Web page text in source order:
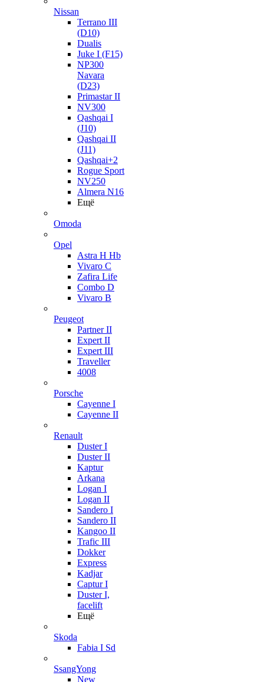
Nissan
Terrano III
(D10)
Dualis
Juke I (F15)
NP300
Navara
(D23)
Primastar II
NV300
Qashqai I
(J10)
Qashqai II
(J11)
Qashqai+2
Rogue Sport
NV250
Almera N16
Ещё
Omoda
Opel
Astra H Hb
Vivaro C
Zafira Life
Combo D
Vivaro B
Peugeot
Partner II
Expert II
Expert III
Traveller
4008
Porsche
Cayenne I
Cayenne II
Renault
Duster I
Duster II
Kaptur
Arkana
Logan I
Logan II
Sandero I
Sandero II
Kangoo II
Trafic III
Dokker
Express
Kadjar
Captur I
Duster I,
facelift
Ещё
Skoda
Fabia I Sd
SsangYong
New